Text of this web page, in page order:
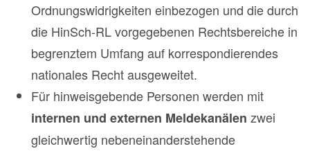
Ordnungswidrigkeiten einbezogen und die durch
die HinSch-RL vorgegebenen Rechtsbereiche in
begrenztem Umfang auf korrespondierendes
nationales Recht ausgeweitet.
Für hinweisgebende Personen werden mit
internen und externen Meldekanälen zwei
gleichwertig nebeneinanderstehende